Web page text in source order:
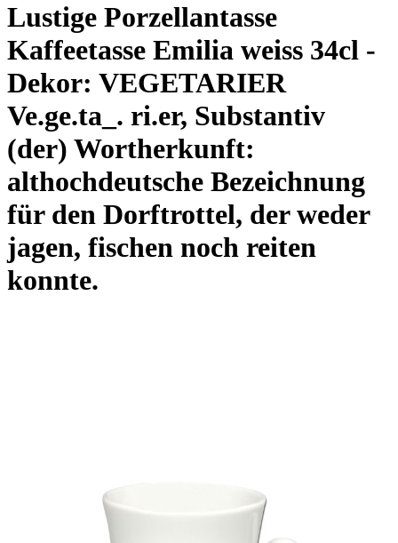
Lustige Porzellantasse
Kaffeetasse Emilia weiss 34cl -
Dekor: VEGETARIER
Ve.ge.ta_. ri.er, Substantiv
(der) Wortherkunft:
althochdeutsche Bezeichnung
für den Dorftrottel, der weder
jagen, fischen noch reiten
konnte.